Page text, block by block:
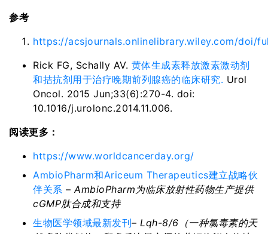
参考
https://acsjournals.onlinelibrary.wiley.com/doi/
Rick FG, Schally AV. 黄体生成素释放激素激动剂
和拮抗剂用于治疗晚期前列腺癌的临床研究. Urol
Oncol. 2015 Jun;33(6):270-4. doi:
10.1016/j.urolonc.2014.11.006.
阅读更多：
https://www.worldcancerday.org/
AmbioPharm和Ariceum Therapeutics建立战略伙
伴关系 – AmbioPharm 为临床放射性药物生产提供
cGMP肽合成和支持
生物医学领域最新发刊– Lqh-8/6 （一种氯毒素的天